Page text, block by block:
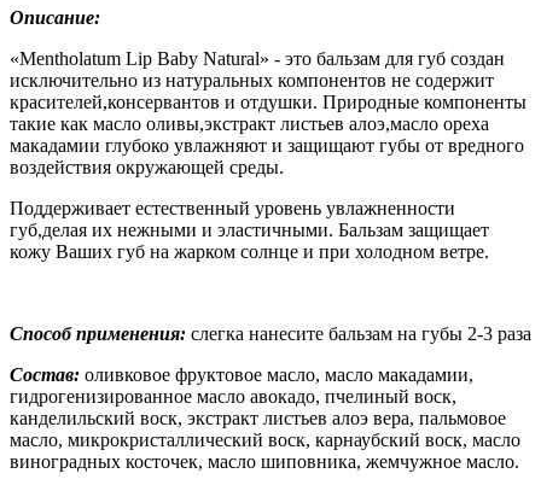
Описание:
«Mentholatum Lip Baby Natural» - это бальзам для губ создан
исключительно из натуральных компонентов не содержит
красителей,консервантов и отдушки. Природные компоненты
такие как масло оливы,экстракт листьев алоэ,масло ореха
макадамии глубоко увлажняют и защищают губы от вредного
воздействия окружающей среды.
Поддерживает естественный уровень увлажненности
губ,делая их нежными и эластичными. Бальзам защищает
кожу Ваших губ на жарком солнце и при холодном ветре.
Способ применения: слегка нанесите бальзам на губы 2-3 раза
Состав: оливковое фруктовое масло, масло макадамии,
гидрогенизированное масло авокадо, пчелиный воск,
канделильский воск, экстракт листьев алоэ вера, пальмовое
масло, микрокристаллический воск, карнаубский воск, масло
виноградных косточек, масло шиповника, жемчужное масло.